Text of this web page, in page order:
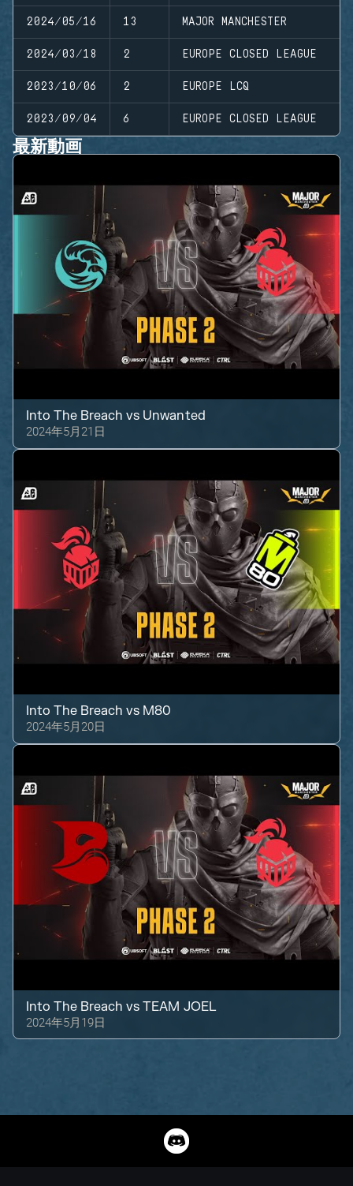
2024/05/16 13 MAJOR MANCHESTER
2024/03/18 2 EUROPE CLOSED LEAGUE
2023/10/06 2 EUROPE LCQ
2023/09/04 6 EUROPE CLOSED LEAGUE
最新動画
Into The Breach vs Unwanted
2024年5月21日
Into The Breach vs M80
2024年5月20日
Into The Breach vsTEAM JOEL
2024年5月19日